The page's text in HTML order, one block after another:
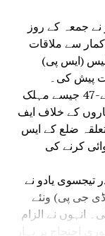
نے جمعہ کے روز
سے ملاقات
(ایس پی)
پیش کی۔
تیجسوی یادو نے طلبہ تحریک کے دوران اے کے-47 جیسے مہلک
کے خلاف ایف
ضلع کے ایس
کرنے کی
تیجسوی یادو نے
جی پی) ونئے
انہوں نے الزام